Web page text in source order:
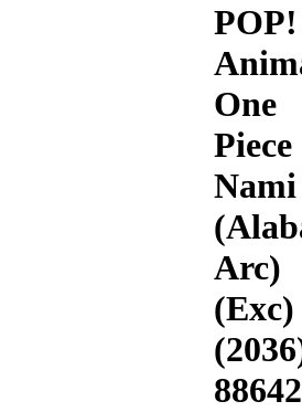
POP!
One
Piece
Nami
Arc)
(Exc)
88642